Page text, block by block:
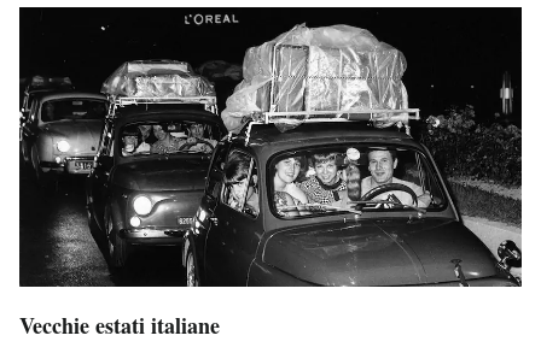
Vecchie estati italiane